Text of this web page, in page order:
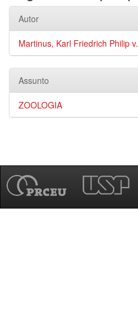
Autor
Martinus, Karl Friedrich Philip
Assunto
ZOOLOGIA